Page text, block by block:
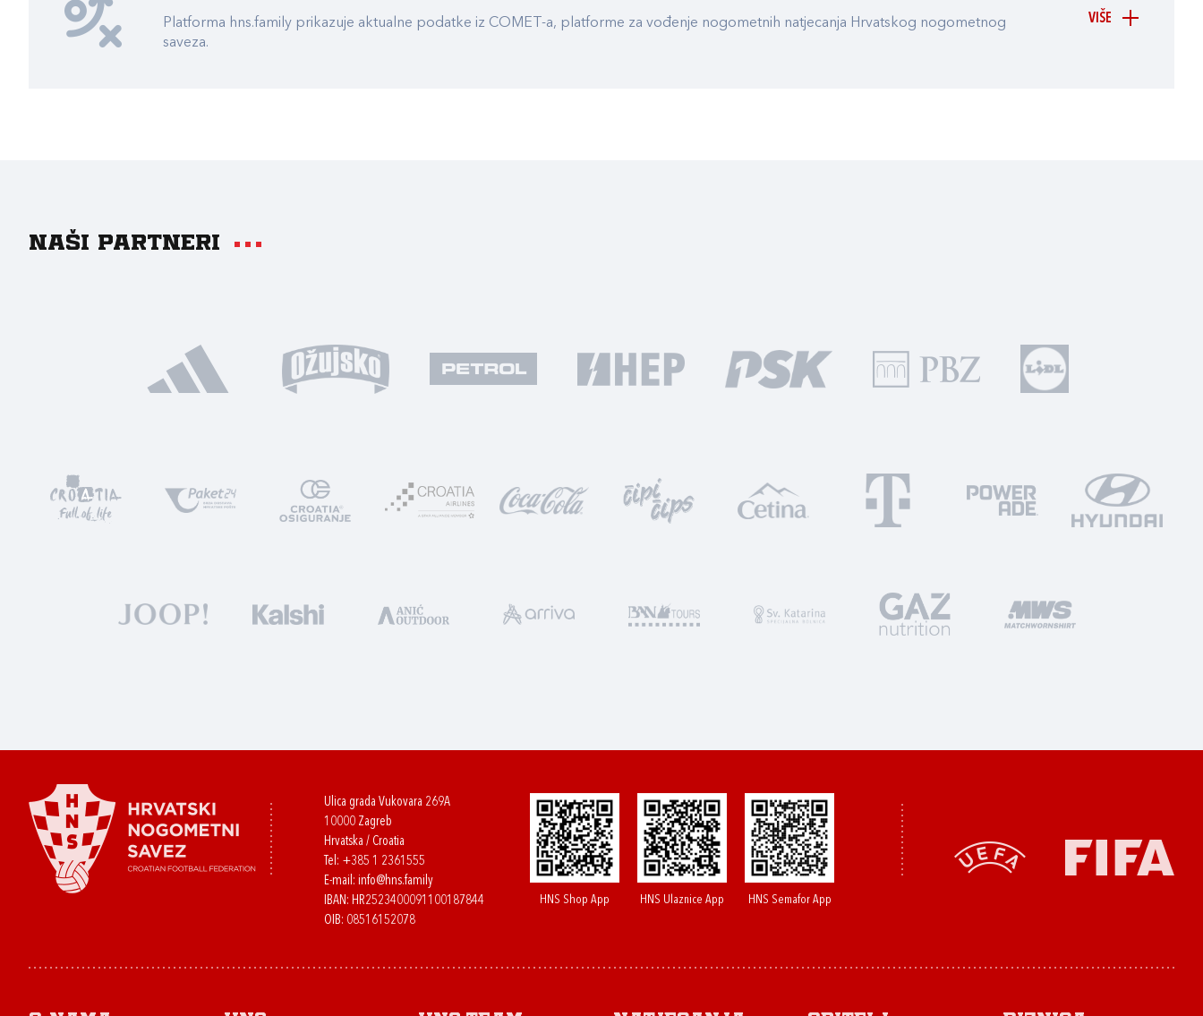
VIŠE
Platforma hns.family prikazuje aktualne podatke iz COMET-a, platforme za vođenje nogometnih natjecanja Hrvatskog nogometnog
saveza.
Naši partneri
Ulica grada Vukovara 269A
10000 Zagreb
Hrvatska / Croatia
Tel: +385 1 2361555
E-mail: info@hns.family
IBAN: HR2523400091100187844
OIB: 08516152078
HNS Shop App HNS Ulaznice App HNS Semafor App